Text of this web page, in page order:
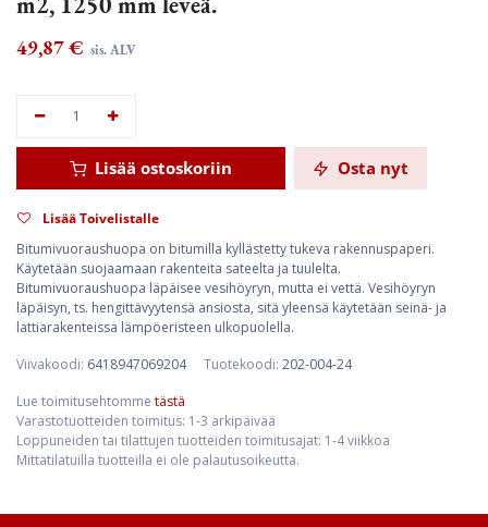
49,87€ sis. ALV
Lisää ostoskoriin Osta nyt
Lisää Toivelistalle
Bitumivuoraushuopa on bitumilla kyllästetty tukeva rakennuspaperi.
Käytetään suojaamaan rakenteita sateelta ja tuulelta.
Bitumivuoraushuopa läpäisee vesihöyryn, mutta ei vettä. Vesihöyryn
läpäisyn, ts. hengittävyytensä ansiosta, sitä yleensä käytetään seinä- ja
lattiarakenteissa lämpöeristeen ulkopuolella.
Viivakoodi: 6418947069204 Tuotekoodi: 202-004-24
Lue toimitusehtomme tästä
Varastotuotteiden toimitus: 1-3 arkipäivää
Loppuneiden tai tilattujen tuotteiden toimitusajat: 1-4 viikkoa
Mittatilatuilla tuotteilla ei ole palautusoikeutta.